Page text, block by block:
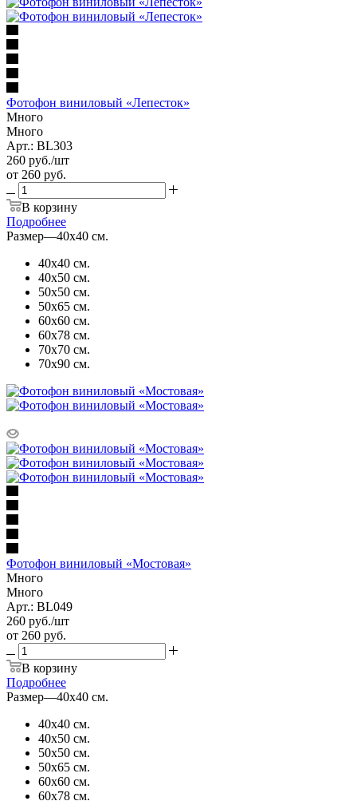
Фотофон виниловый «Лепесток»
Много
Много
Арт.: BL303
260 руб./шт
от 260 руб.
В корзину
Подробнее
Размер—40х40 см.
40х40 см.
40х50 см.
50х50 см.
50х65 см.
60х60 см.
60х78 см.
70х70 см.
70х90 см.
Фотофон виниловый «Мостовая»
Много
Много
Арт.: BL049
260 руб./шт
от 260 руб.
В корзину
Подробнее
Размер—40х40 см.
40х40 см.
40х50 см.
50х50 см.
50х65 см.
60х60 см.
60х78 см.